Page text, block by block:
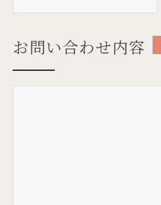
お問い合わせ内容